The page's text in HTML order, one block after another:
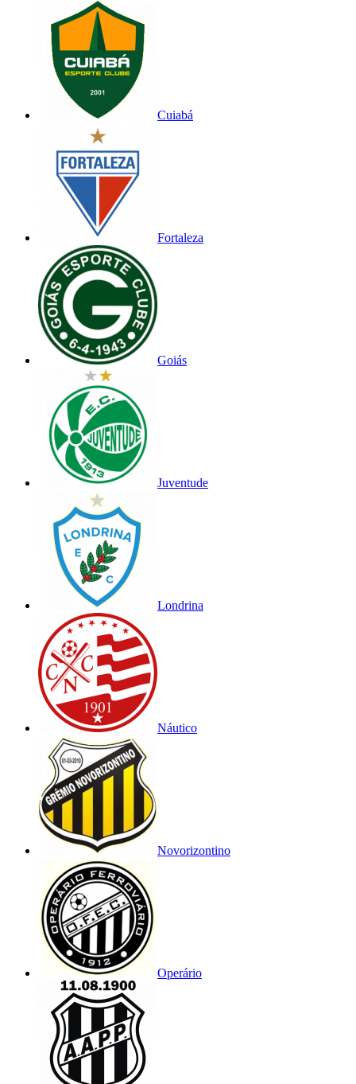
Cuiabá
Fortaleza
Goiás
Juventude
Londrina
Náutico
Novorizontino
Operário